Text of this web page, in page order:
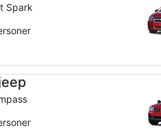
Spark
Jeep Compass